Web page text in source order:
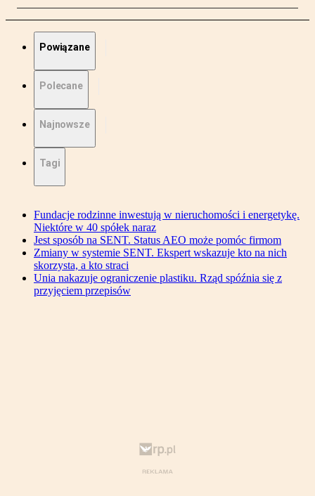
Powiązane
Polecane
Najnowsze
Tagi
Fundacje rodzinne inwestują w nieruchomości i energetykę.
Niektóre w 40 spółek naraz
Jest sposób na SENT. Status AEO może pomóc firmom
Zmiany w systemie SENT. Ekspert wskazuje kto na nich
skorzysta, a kto straci
Unia nakazuje ograniczenie plastiku. Rząd spóźnia się z
przyjęciem przepisów